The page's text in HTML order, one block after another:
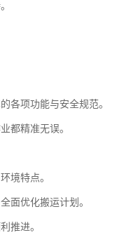
各项功能与安全规范。
都精准无误。
境特点。
面优化搬运计划。
推进。